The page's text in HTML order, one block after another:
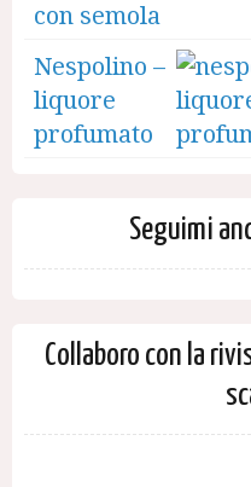
con semola
Nespolino –
liquore
profumato
Seguimi
Collaboro con la